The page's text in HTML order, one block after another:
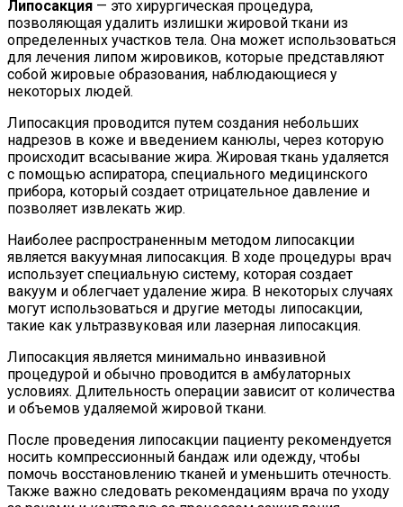
Липосакция — это хирургическая процедура,
позволяющая удалить излишки жировой ткани из
определенных участков тела. Она может использоваться
для лечения липом жировиков, которые представляют
собой жировые образования, наблюдающиеся у
некоторых людей.
Липосакция проводится путем создания небольших
надрезов в коже и введением канюлы, через которую
происходит всасывание жира. Жировая ткань удаляется
с помощью аспиратора, специального медицинского
прибора, который создает отрицательное давление и
позволяет извлекать жир.
Наиболее распространенным методом липосакции
является вакуумная липосакция. В ходе процедуры врач
использует специальную систему, которая создает
вакуум и облегчает удаление жира. В некоторых случаях
могут использоваться и другие методы липосакции,
такие как ультразвуковая или лазерная липосакция.
Липосакция является минимально инвазивной
процедурой и обычно проводится в амбулаторных
условиях. Длительность операции зависит от количества
и объемов удаляемой жировой ткани.
После проведения липосакции пациенту рекомендуется
носить компрессионный бандаж или одежду, чтобы
помочь восстановлению тканей и уменьшить отечность.
Также важно следовать рекомендациям врача по уходу